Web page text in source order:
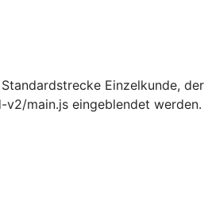
Einzelkunde,
main.js eingeblendet werden.